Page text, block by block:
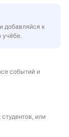
добавляйся к
учёбе.
событий и
или